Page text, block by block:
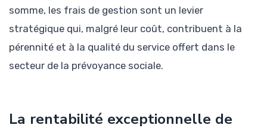
somme, les frais de gestion sont un levier
stratégique qui, malgré leur coût, contribuent à la
pérennité et à la qualité du service offert dans le
secteur de la prévoyance sociale.
La rentabilité exceptionnelle de